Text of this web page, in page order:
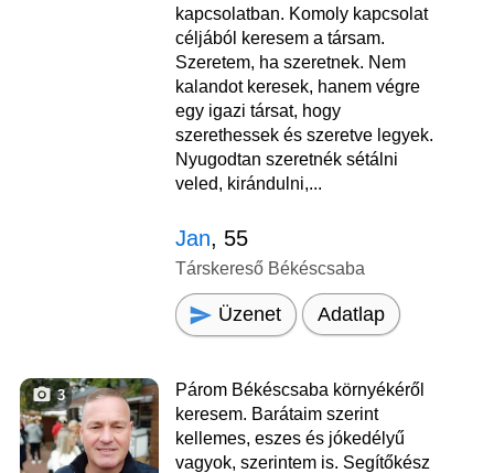
kapcsolatban. Komoly kapcsolat
céljából keresem a társam.
Szeretem, ha szeretnek. Nem
kalandot keresek, hanem végre
egy igazi társat, hogy
szerethessek és szeretve legyek.
Nyugodtan szeretnék sétálni
veled, kirándulni,...
Jan, 55
Társkereső Békéscsaba
Üzenet Adatlap
3
Párom Békéscsaba környékéről
keresem. Barátaim szerint
kellemes, eszes és jókedélyű
vagyok, szerintem is. Segítőkész